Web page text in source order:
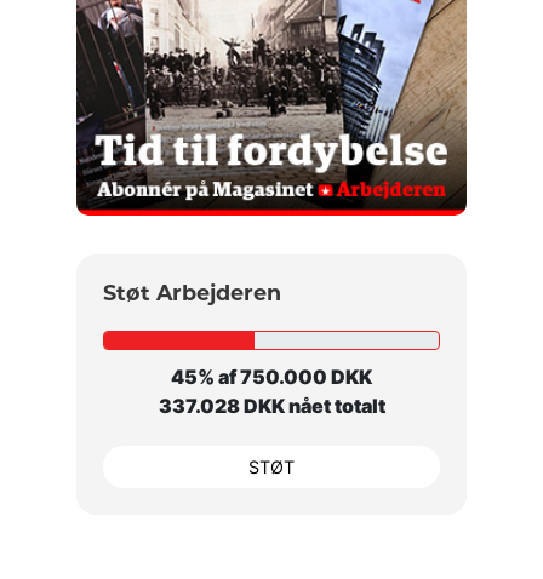
Støt Arbejderen
45% af 750.000 DKK
337.028 DKK nået totalt
STØT